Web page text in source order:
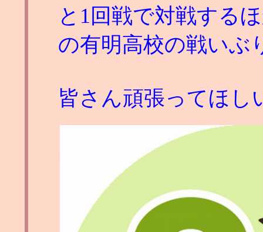
と1回戦で対戦する
の有明高校の戦いぶ
皆さん頑張ってほし